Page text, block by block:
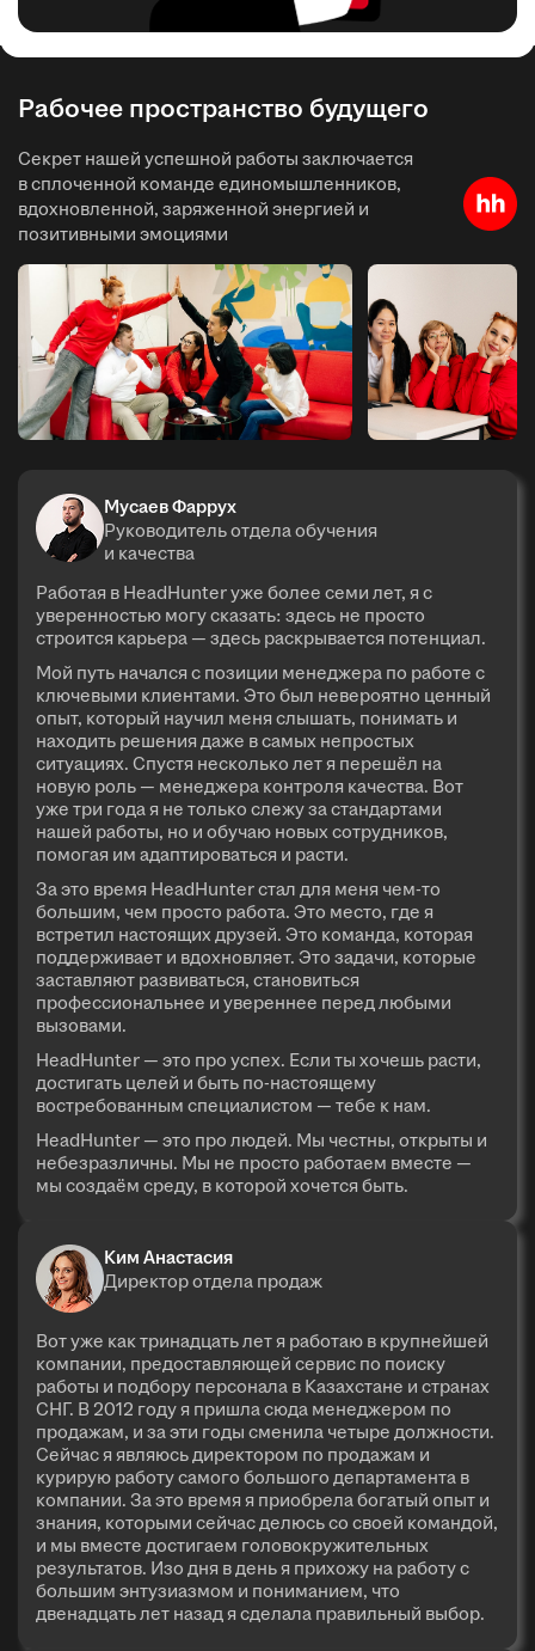
Рабочее пространство будущего
Секрет нашей успешной работы заключается
в сплоченной команде единомышленников,
вдохновленной, заряженной энергией и
позитивными эмоциями
Мусаев Фаррух
Руководитель отдела обучения
и качества
Работая в HeadHunter уже более семи лет, я с
уверенностью могу сказать: здесь не просто
строится карьера — здесь раскрывается потенциал.
Мой путь начался с позиции менеджера по работе с
ключевыми клиентами. Это был невероятно ценный
опыт, который научил меня слышать, понимать и
находить решения даже в самых непростых
ситуациях. Спустя несколько лет я перешёл на
новую роль — менеджера контроля качества. Вот
уже три года я не только слежу за стандартами
нашей работы, но и обучаю новых сотрудников,
помогая им адаптироваться и расти.
За это время HeadHunter стал для меня чем-то
большим, чем просто работа. Это место, где я
встретил настоящих друзей. Это команда, которая
поддерживает и вдохновляет. Это задачи, которые
заставляют развиваться, становиться
профессиональнее и увереннее перед любыми
вызовами.
HeadHunter — это про успех. Если ты хочешь расти,
достигать целей и быть по-настоящему
востребованным специалистом — тебе к нам.
HeadHunter — это про людей. Мы честны, открыты и
небезразличны. Мы не просто работаем вместе —
мы создаём среду, в которой хочется быть.
Ким Анастасия
Директор отдела продаж
Вот уже как тринадцать лет я работаю в крупнейшей
компании, предоставляющей сервис по поиску
работы и подбору персонала в Казахстане и странах
СНГ. В 2012 году я пришла сюда менеджером по
продажам, и за эти годы сменила четыре должности.
Сейчас я являюсь директором по продажам и
курирую работу самого большого департамента в
компании. За это время я приобрела богатый опыт и
знания, которыми сейчас делюсь со своей командой,
и мы вместе достигаем головокружительных
результатов. Изо дня в день я прихожу на работу с
большим энтузиазмом и пониманием, что
двенадцать лет назад я сделала правильный выбор.